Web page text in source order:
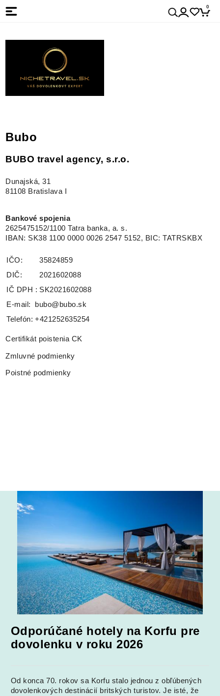
0
Bubo
BUBO travel agency, s.r.o.
Dunajská, 31
81108 Bratislava I
Bankové spojenia
2625475152/1100 Tatra banka, a. s.
IBAN: SK38 1100 0000 0026 2547 5152, BIC: TATRSKBX
IČO:
35824859
DIČ:
2021602088
IČ DPH : SK2021602088
E-mail:
bubo@bubo.sk
Telefón: +421252635254
Certifikát poistenia CK
Zmluvné podmienky
Poistné podmienky
Odporúčané hotely na Korfu pre
dovolenku v roku 2026
Od konca 70. rokov sa Korfu stalo jednou z obľúbených
dovolenkových destinácií britských turistov. Je isté, že